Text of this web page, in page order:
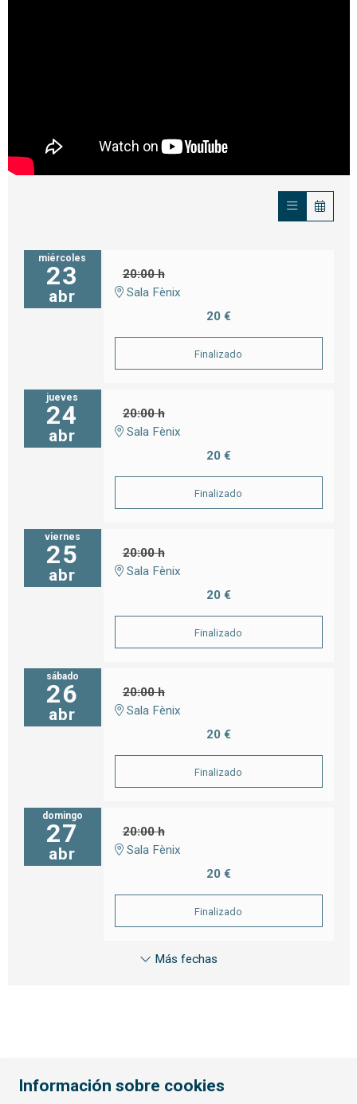
miércoles
23
abr
20:00 h
Sala Fènix
20 €
Finalizado
jueves
24
abr
20:00 h
Sala Fènix
20 €
Finalizado
viernes
25
abr
20:00 h
Sala Fènix
20 €
Finalizado
sábado
26
abr
20:00 h
Sala Fènix
20 €
Finalizado
domingo
27
abr
20:00 h
Sala Fènix
20 €
Finalizado
Más fechas
Información sobre cookies